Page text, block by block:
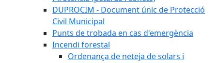
DUPROCIM - Document únic de Protecció
Civil Municipal
Punts de trobada en cas d'emergència
Incendi forestal
Ordenança de neteja de solars i